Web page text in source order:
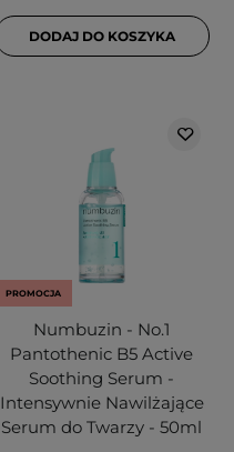
DODAJ DO KOSZYKA
PROMOCJA
Numbuzin - No.1
Pantothenic B5 Active
Soothing Serum -
Intensywnie Nawilżające
Serum do Twarzy - 50ml